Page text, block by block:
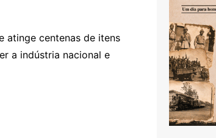
atinge centenas de itens
a indústria nacional e